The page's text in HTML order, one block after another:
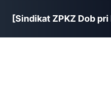
Sindikat ZPKZ Dob pri
[Sindikat ZPKZ Dob